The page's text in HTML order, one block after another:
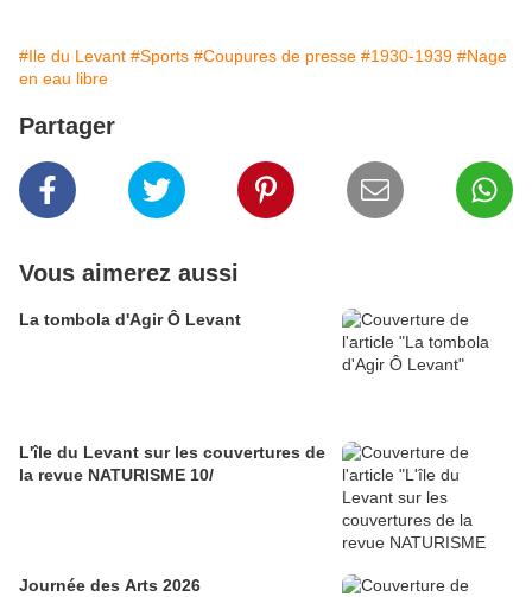
#Ile du Levant #Sports #Coupures de presse #1930-1939 #Nage
en eau libre
Partager
Vous aimerez aussi
La tombola d'Agir Ô Levant
L'île du Levant sur les couvertures de
la revue NATURISME 10/
Journée des Arts 2026